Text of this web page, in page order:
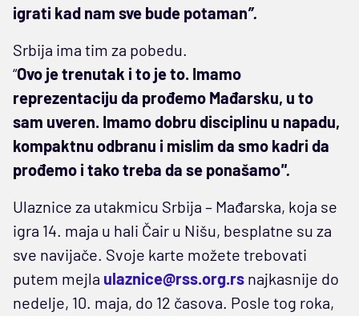
igrati kad nam sve bude potaman”.
Srbija ima tim za pobedu.
“Ovo je trenutak i to je to. Imamo
reprezentaciju da prođemo Mađarsku, u to
sam uveren. Imamo dobru disciplinu u napadu,
kompaktnu odbranu i mislim da smo kadri da
prođemo i tako treba da se ponašamo".
Ulaznice za utakmicu Srbija – Mađarska, koja se
igra 14. maja u hali Čair u Nišu, besplatne su za
sve navijače. Svoje karte možete trebovati
putem mejla ulaznice@rss.org.rs najkasnije do
nedelje, 10. maja, do 12 časova. Posle tog roka,